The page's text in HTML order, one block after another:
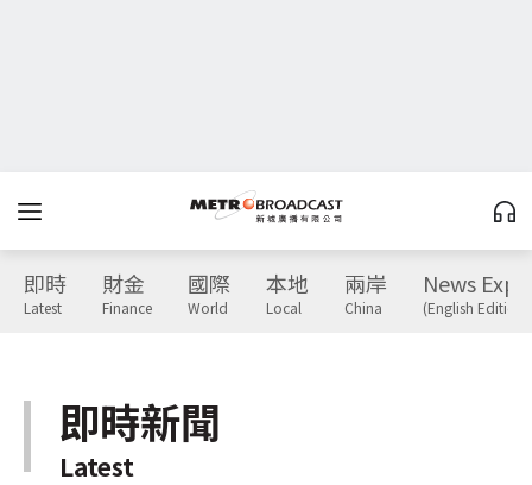
即時
Latest
財金
Finance
國際
World
本地
Local
兩岸
China
News
(English Edition)
即時新聞
Latest